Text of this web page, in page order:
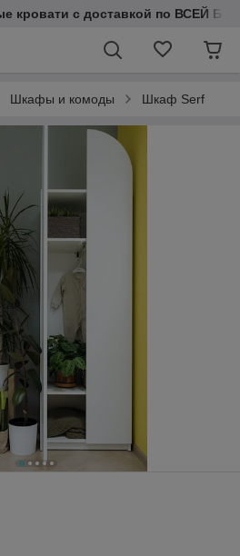
кровати с доставкой по ВСЕЙ
Шкафы и комоды Шкаф Serf